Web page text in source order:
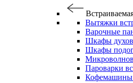
Вытяжки
Варочные
Шкафы
Шкафы
Пароварки
Кофемашины